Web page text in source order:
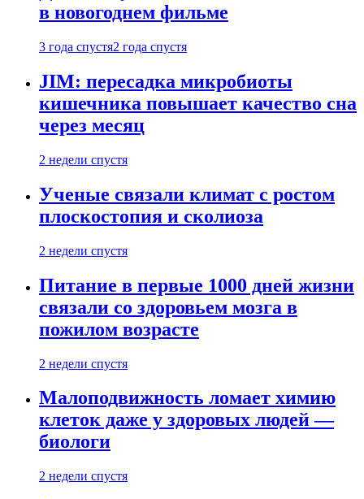
в новогоднем фильме
3 года спустя2 года спустя
JIM: пересадка микробиоты
кишечника повышает качество сна
через месяц
2 недели спустя
Ученые связали климат с ростом
плоскостопия и сколиоза
2 недели спустя
Питание в первые 1000 дней жизни
связали со здоровьем мозга в
пожилом возрасте
2 недели спустя
Малоподвижность ломает химию
клеток даже у здоровых людей —
биологи
2 недели спустя